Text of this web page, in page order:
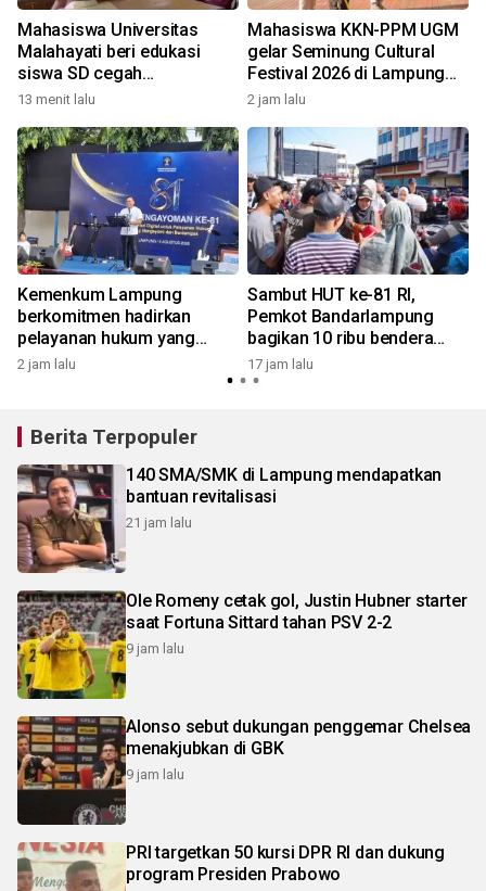
Mahasiswa Universitas
Malahayati beri edukasi
siswa SD cegah
perundungan
13 menit lalu
Mahasiswa KKN-PPM UGM
gelar Seminung Cultural
Festival 2026 di Lampung
Barat
2 jam lalu
Kemenkum Lampung
berkomitmen hadirkan
pelayanan hukum yang
bermanfaat bagi
2 jam lalu
Sambut HUT ke-81 RI,
Pemkot Bandarlampung
bagikan 10 ribu bendera
Merah Putih
17 jam lalu
Berita Terpopuler
140 SMA/SMK di Lampung mendapatkan
bantuan revitalisasi
21 jam lalu
Ole Romeny cetak gol, Justin Hubner starter
saat Fortuna Sittard tahan PSV 2-2
9 jam lalu
Alonso sebut dukungan penggemar Chelsea
menakjubkan di GBK
9 jam lalu
PRI targetkan 50 kursi DPR RI dan dukung
program Presiden Prabowo